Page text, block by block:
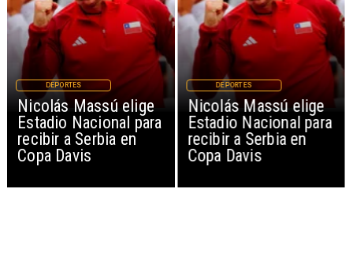
Nicolás Massú elige
Estadio Nacional para
recibir a Serbia en
Copa Davis
DEPORTES
Nicolás Massú elige
Estadio Nacional para
recibir a Serbia en
Copa Davis
DEPORTES